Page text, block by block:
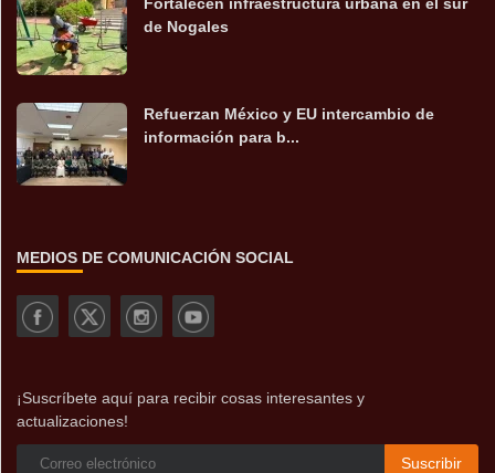
de Nogales
Refuerzan México y EU intercambio de
información para b...
MEDIOS DE COMUNICACIÓN SOCIAL
¡Suscríbete aquí para recibir cosas interesantes y
actualizaciones!
Suscribir